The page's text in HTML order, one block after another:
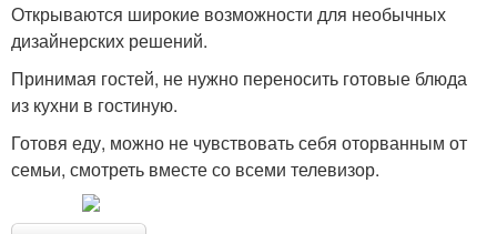
Открываются широкие возможности для необычных
дизайнерских решений.
Принимая гостей, не нужно переносить готовые блюда
из кухни в гостиную.
Готовя еду, можно не чувствовать себя оторванным от
семьи, смотреть вместе со всеми телевизор.